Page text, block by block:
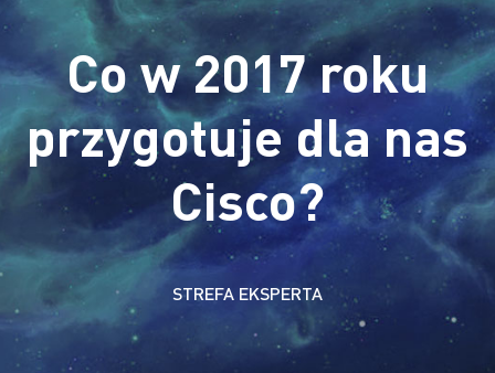
Co w 2017 roku
przygotuje dla nas
Cisco?
STREFA EKSPERTA